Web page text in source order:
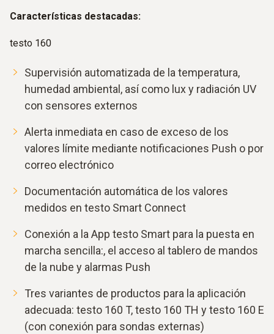
Características destacadas:
testo 160
Supervisión automatizada de la temperatura,
humedad ambiental, así como lux y radiación UV
con sensores externos
Alerta inmediata en caso de exceso de los
valores límite mediante notificaciones Push o por
correo electrónico
Documentación automática de los valores
medidos en testo Smart Connect
Conexión a la App testo Smart para la puesta en
marcha sencilla:, el acceso al tablero de mandos
de la nube y alarmas Push
Tres variantes de productos para la aplicación
adecuada: testo 160 T, testo 160 TH y testo 160 E
(con conexión para sondas externas)